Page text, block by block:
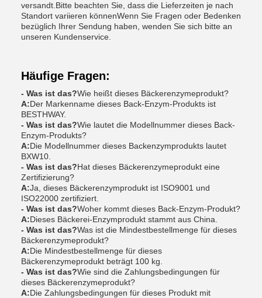
versandt.Bitte beachten Sie, dass die Lieferzeiten je nach
Standort variieren könnenWenn Sie Fragen oder Bedenken
bezüglich Ihrer Sendung haben, wenden Sie sich bitte an
unseren Kundenservice.
Häufige Fragen:
- Was ist das?Wie heißt dieses Bäckerenzymeprodukt?
A:Der Markenname dieses Back-Enzym-Produkts ist
BESTHWAY.
- Was ist das?Wie lautet die Modellnummer dieses Back-
Enzym-Produkts?
A:Die Modellnummer dieses Backenzymprodukts lautet
BXW10.
- Was ist das?Hat dieses Bäckerenzymeprodukt eine
Zertifizierung?
A:Ja, dieses Bäckerenzymprodukt ist ISO9001 und
ISO22000 zertifiziert.
- Was ist das?Woher kommt dieses Back-Enzym-Produkt?
A:Dieses Bäckerei-Enzymprodukt stammt aus China.
- Was ist das?Was ist die Mindestbestellmenge für dieses
Bäckerenzymeprodukt?
A:Die Mindestbestellmenge für dieses
Bäckerenzymeprodukt beträgt 100 kg.
- Was ist das?Wie sind die Zahlungsbedingungen für
dieses Bäckerenzymeprodukt?
A:Die Zahlungsbedingungen für dieses Produkt mit